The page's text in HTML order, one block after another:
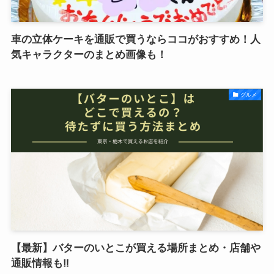
車の立体ケーキを通販で買うならココがおすすめ！人
気キャラクターのまとめ画像も！
グルメ
【最新】バターのいとこが買える場所まとめ・店舗や
通販情報も‼